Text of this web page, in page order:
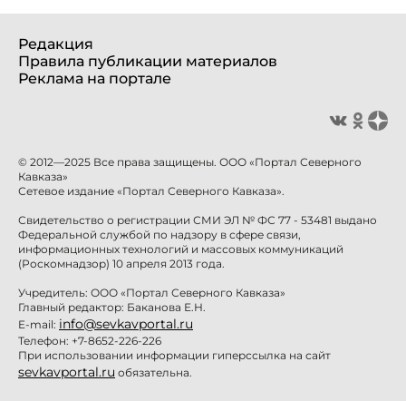
Редакция
Правила публикации материалов
Реклама на портале
© 2012—2025 Все права защищены. ООО «Портал Северного
Кавказа»
Сетевое издание «Портал Северного Кавказа».
Свидетельство о регистрации СМИ ЭЛ № ФС 77 - 53481 выдано
Федеральной службой по надзору в сфере связи,
информационных технологий и массовых коммуникаций
(Роскомнадзор) 10 апреля 2013 года.
Учредитель: ООО «Портал Северного Кавказа»
Главный редактор: Баканова Е.Н.
E-mail: info@sevkavportal.ru
Телефон: +7-8652-226-226
При использовании информации гиперссылка на сайт
sevkavportal.ru обязательна.